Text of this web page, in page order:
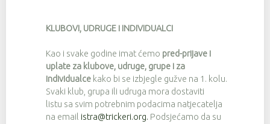
KLUBOVI, UDRUGE i INDIVIDUALCI
Kao i svake godine imat ćemo pred-prijave i
uplate za klubove, udruge, grupe i za
individualce kako bi se izbjegle gužve na 1. kolu.
Svaki klub, grupa ili udruga mora dostaviti
listu sa svim potrebnim podacima natjecatelja
na email istra@trickeri.org. Podsjećamo da su